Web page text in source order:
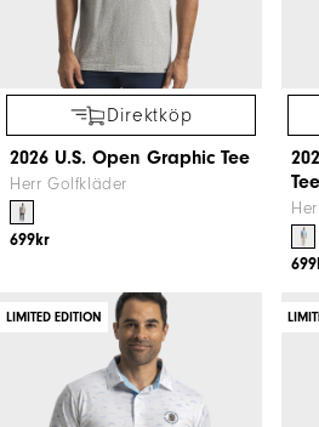
Direktköp
2026 U.S. Open Graphic Tee
Herr Golfkläder
699kr
Tee
LIMITED EDITION